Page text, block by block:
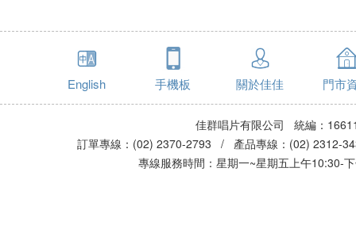
English 手機板 關於佳佳 門市
佳群唱片有限公司 統編：
訂單專線：(02) 2370-2793 / 產品專線：(02)
專線服務時間：星期一~星期五上午10:30-